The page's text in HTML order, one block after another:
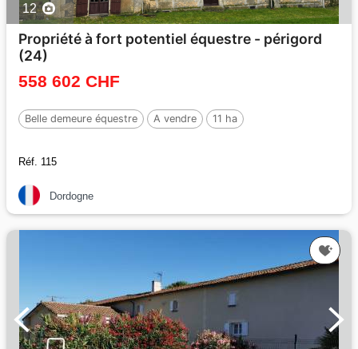
12
Propriété à fort potentiel équestre - périgord
(24)
558 602 CHF
Belle demeure équestre A vendre 11 ha
Réf. 115
Dordogne